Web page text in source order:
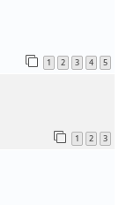
1 2 3 4 5
1 2 3